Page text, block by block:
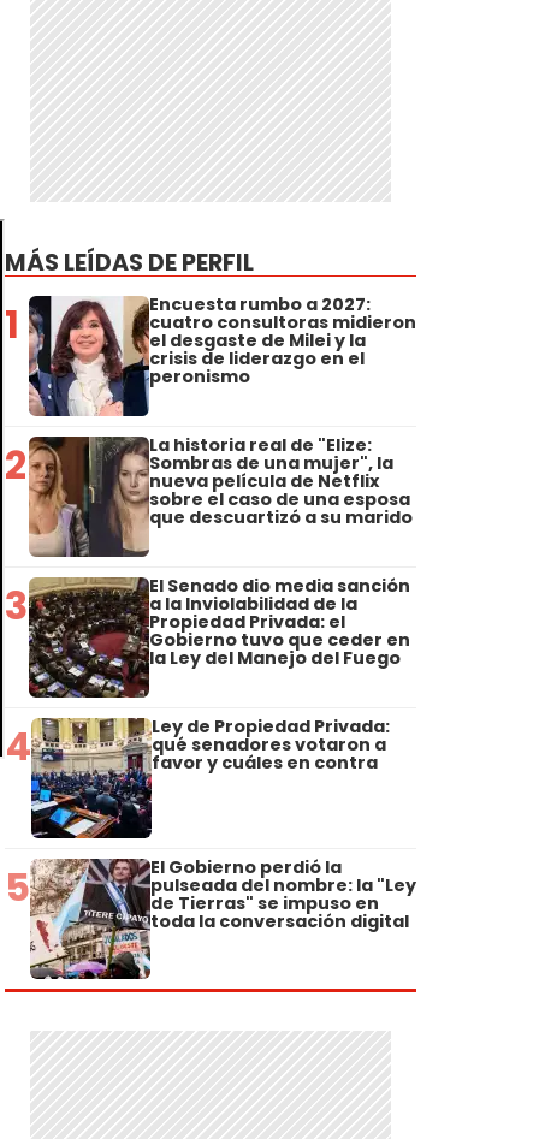
MÁS LEÍDAS DE PERFIL
1 Encuesta rumbo a 2027:
cuatro consultoras midieron
el desgaste de Milei y la
crisis de liderazgo en el
peronismo
2 La historia real de "Elize:
Sombras de una mujer", la
nueva película de Netflix
sobre el caso de una esposa
que descuartizó a su marido
3 El Senado dio media sanción
a la Inviolabilidad de la
Propiedad Privada: el
Gobierno tuvo que ceder en
la Ley del Manejo del Fuego
4 Ley de Propiedad Privada:
qué senadores votaron a
favor y cuáles en contra
5 El Gobierno perdió la
pulseada del nombre: la "Ley
de Tierras" se impuso en
toda la conversación digital